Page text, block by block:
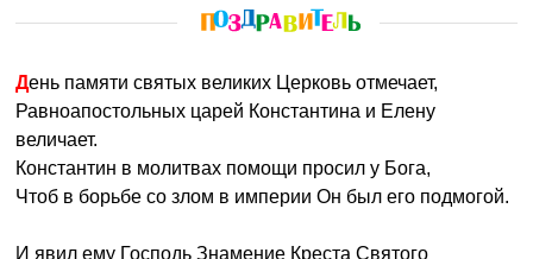
День памяти святых великих Церковь отмечает,
Равноапостольных царей Константина и Елену
величает.
Константин в молитвах помощи просил у Бога,
Чтоб в борьбе со злом в империи Он был его подмогой.
И явил ему Господь Знамение Креста Святого